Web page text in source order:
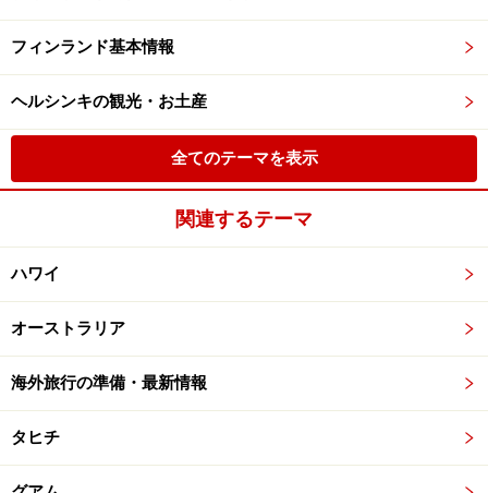
フィンランド基本情報
ヘルシンキの観光・お土産
全てのテーマを表示
関連するテーマ
ハワイ
オーストラリア
海外旅行の準備・最新情報
タヒチ